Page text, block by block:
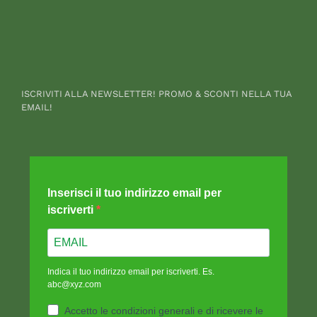
ISCRIVITI ALLA NEWSLETTER! PROMO & SCONTI NELLA TUA
EMAIL!
Inserisci il tuo indirizzo email per
iscriverti
Indica il tuo indirizzo email per iscriverti. Es.
abc@xyz.com
Accetto le condizioni generali e di ricevere le